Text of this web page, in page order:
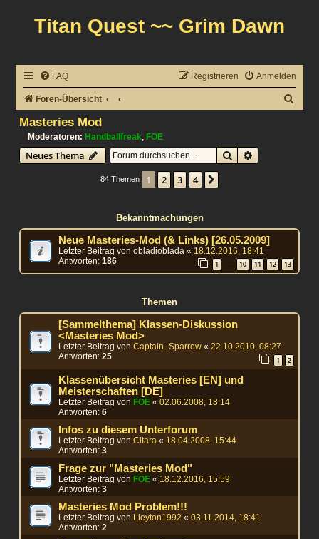
Titan Quest ~~ Grim Dawn
FAQ Anmelden
Registrieren
Foren-Übersicht
Masteries Mod
Moderatoren: Handballfreak ,FOE
Neues Thema SucheErweiterte
84 Themen 1 2 3 4
Bekanntmachungen
Neue Masteries-Mod (& Links) [26.05.2009]
Letzter Beitrag vonobladioblada « 18.12.2016, 18:41
Antworten:186 1 … 10 11 12 13
Themen
[Sammelthema] Klassen-Diskussion
<Masteries Mod>
Letzter Beitrag vonCaptain_Sparrow «22.10.2010, 08:27
Antworten:25 1 2
Klassenübersicht Masteries [EN] und
Meisterschaften [DE]
Letzter Beitrag von FOE «02.06.2008, 18:14
Antworten:6
Infos zu diesem Unterforum
Letzter Beitrag vonCitara « 18.04.2008, 15:44
Antworten:3
Frage zur "Masteries Mod"
Letzter Beitrag von FOE « 18.12.2016, 15:59
Antworten:3
Masteries Mod Problem!!!
Letzter Beitrag von Lleyton1992 «03.11.2014, 18:41
Antworten:2